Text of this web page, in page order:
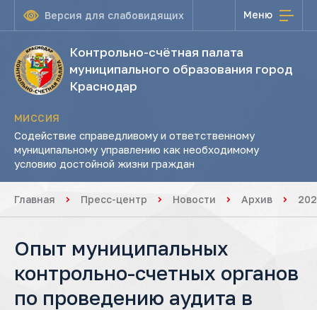
Версия для слабовидящих Меню
Контрольно-счётная палата
муниципального образования город
Краснодар
МИССИЯ
Содействие справедливому и ответственному
муниципальному управлению как необходимому
условию достойной жизни граждан
Главная Пресс-центр Новости Архив
Опыт муниципальных
контрольно-счетных органов
по проведению аудита в